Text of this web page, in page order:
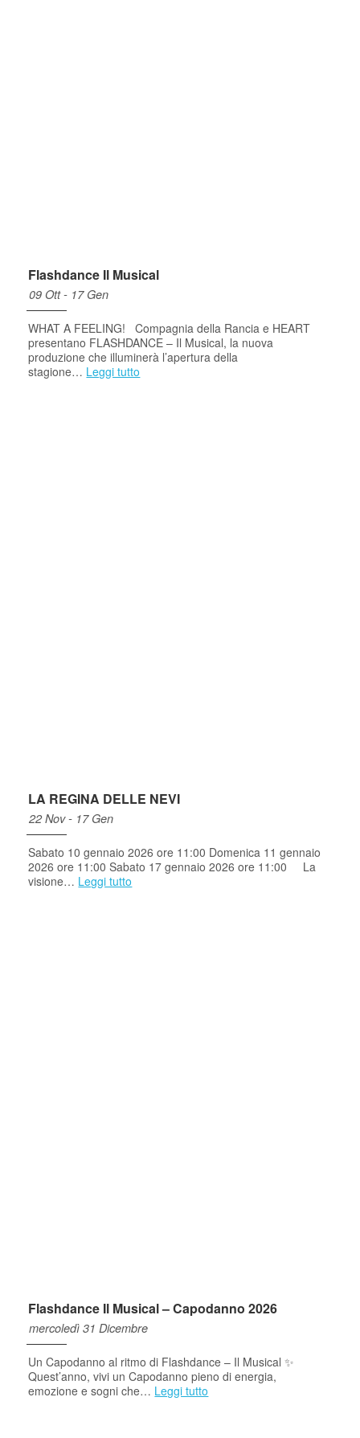
Flashdance Il Musical
09 Ott - 17 Gen
WHAT A FEELING! Compagnia della Rancia e HEART
presentano FLASHDANCE – Il Musical, la nuova
produzione che illuminerà l’apertura della
stagione… Leggi tutto
LA REGINA DELLE NEVI
22 Nov - 17 Gen
Sabato 10 gennaio 2026 ore 11:00 Domenica 11 gennaio
2026 ore 11:00 Sabato 17 gennaio 2026 ore 11:00 La
visione… Leggi tutto
Flashdance Il Musical – Capodanno 2026
mercoledì 31 Dicembre
Un Capodanno al ritmo di Flashdance – Il Musical ✨
Quest’anno, vivi un Capodanno pieno di energia,
emozione e sogni che… Leggi tutto